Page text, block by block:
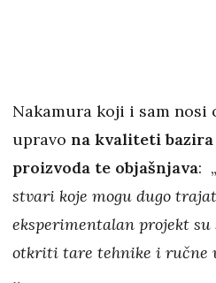
Nakamura koji i sam nosi
upravo na kvaliteti
proizvoda te objašnjava: „
stvari koje mogu dugo
eksperimentalan projekt
otkriti tare tehnike i ručne